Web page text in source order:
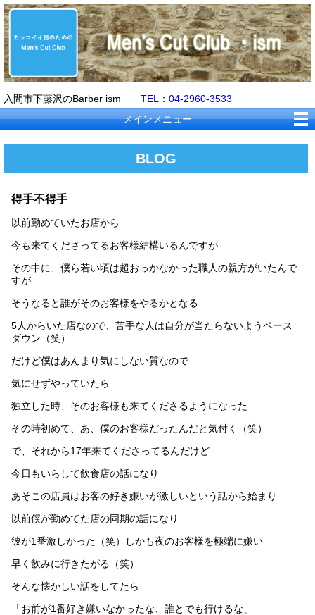
入間市下藤沢のBarber ism TEL：04-2960-3533
メインメニュー
BLOG
得手不得手
以前勤めていたお店から
今も来てくださってるお客様結構いるんですが
その中に、僕ら若い頃は超おっかなかった職人の親方がいたんで
すが
そうなると誰がそのお客様をやるかとなる
5人からいた店なので、苦手な人は自分が当たらないようペース
ダウン（笑）
だけど僕はあんまり気にしない質なので
気にせずやっていたら
独立した時、そのお客様も来てくださるようになった
その時初めて、あ、僕のお客様だったんだと気付く（笑）
で、それから17年来てくださってるんだけど
今日もいらして飲食店の話になり
あそこの店員はお客の好き嫌いが激しいという話から始まり
以前僕が勤めてた店の同期の話になり
彼が1番激しかった（笑）しかも夜のお客様を極端に嫌い
早く飲みに行きたがる（笑）
そんな懐かしい話をしてたら
「お前が1番好き嫌いなかったな、誰とでも行けるな」